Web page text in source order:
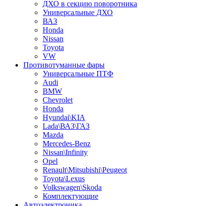
ДХО в секцию поворотника
Универсальные ДХО
ВАЗ
Honda
Nissan
Toyota
VW
Противотуманные фары
Универсальные ПТФ
Audi
BMW
Chevrolet
Honda
Hyundai\KIA
Lada\ВАЗ\ГАЗ
Mazda
Mercedes-Benz
Nissan\Infinity
Opel
Renault\Mitsubishi\Peugeot
Toyota\Lexus
Volkswagen\Skoda
Комплектующие